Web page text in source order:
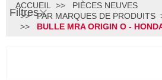
Filtres
ACCUEIL
PIÈCES NEUVES
PAR MARQUES DE PRODUITS
BULLE MRA ORIGIN O -